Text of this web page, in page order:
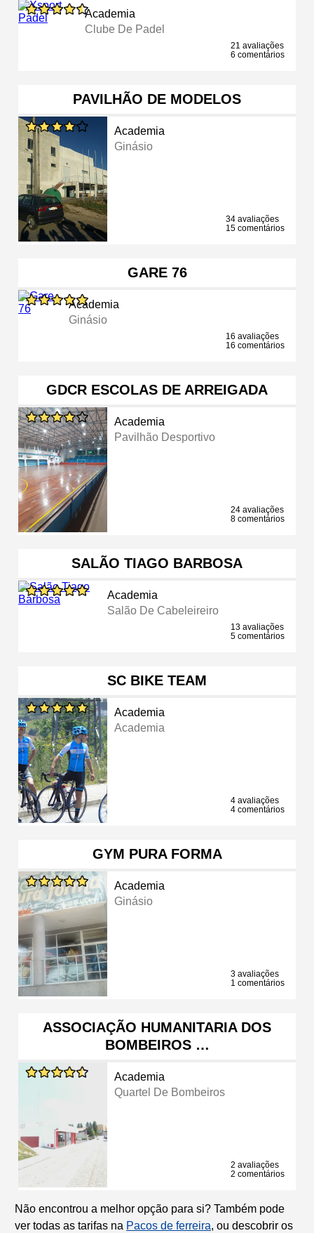
Academia
Clube De Padel
21 avaliações
6 comentários
PAVILHÃO DE MODELOS
Academia
Ginásio
34 avaliações
15 comentários
GARE 76
Academia
Ginásio
16 avaliações
16 comentários
GDCR ESCOLAS DE ARREIGADA
Academia
Pavilhão Desportivo
24 avaliações
8 comentários
SALÃO TIAGO BARBOSA
Academia
Salão De Cabeleireiro
13 avaliações
5 comentários
SC BIKE TEAM
Academia
Academia
4 avaliações
4 comentários
GYM PURA FORMA
Academia
Ginásio
3 avaliações
1 comentários
ASSOCIAÇÃO HUMANITARIA DOS
BOMBEIROS …
Academia
Quartel De Bombeiros
2 avaliações
2 comentários
Não encontrou a melhor opção para si? Também pode
ver todas as tarifas na Pacos de ferreira, ou descobrir os